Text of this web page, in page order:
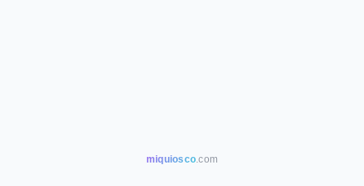
miquiosco.com